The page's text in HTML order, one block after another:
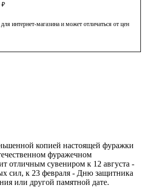
₽
интернет-магазина и может отличаться от цен
копией настоящей фуражки
фуражечном
отличным сувениром к 12 августа -
сил, к 23 февраля - Дню защитника
или другой памятной дате.